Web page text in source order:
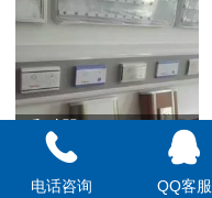
呼叫器
电话咨询 QQ客服